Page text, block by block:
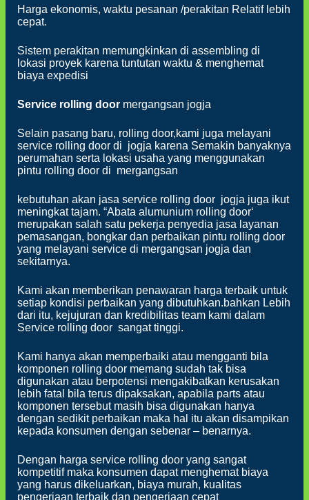
Harga ekonomis, waktu pesanan /perakitan Relatif lebih
cepat.
Sistem perakitan memungkinkan di assembling di
lokasi proyek karena tuntutan waktu & menghemat
biaya expedisi
Service rolling door mergangsan jogja
Selain pasang baru, rolling door,kami juga melayani
service rolling door di jogja karena Semakin banyaknya
perumahan serta lokasi usaha yang menggunakan
pintu rolling door di mergangsan
kebutuhan akan jasa service rolling door jogja juga ikut
meningkat tajam. “Abata alumunium rolling door‘
merupakan salah satu pekerja penyedia jasa layanan
pemasangan, bongkar dan perbaikan pintu rolling door
yang melayani service di mergangsan jogja dan
sekitarnya.
Kami akan memberikan penawaran harga terbaik untuk
setiap kondisi perbaikan yang dibutuhkan.bahkan Lebih
dari itu, kejujuran dan kredibilitas team kami dalam
Service rolling door sangat tinggi.
Kami hanya akan memperbaiki atau mengganti bila
komponen rolling door memang sudah tak bisa
digunakan atau berpotensi mengakibatkan kerusakan
lebih fatal bila terus dipaksakan, apabila parts atau
komponen tersebut masih bisa digunakan hanya
dengan sedikit perbaikan maka hal itu akan disampikan
kepada konsumen dengan sebenar – benarnya.
Dengan harga service rolling door yang sangat
kompetitif maka konsumen dapat menghemat biaya
yang harus dikeluarkan, biaya murah, kualitas
pengerjaan terbaik dan pengerjaan cepat